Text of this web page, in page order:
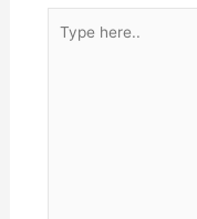
here..